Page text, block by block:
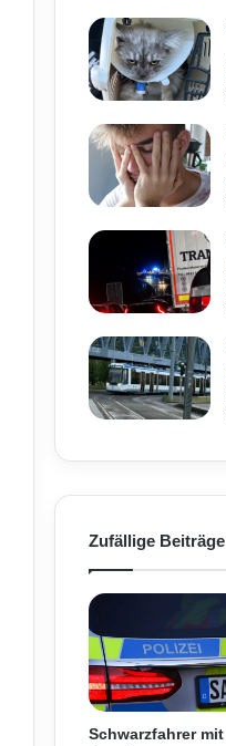
Zufällige Beiträge
Schwarzfahrer mit